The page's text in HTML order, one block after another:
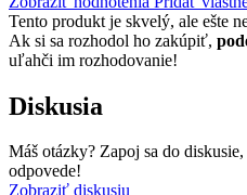
Tento produkt je skvelý, ale ešte
Ak si sa rozhodol ho zakúpiť,
uľahči im rozhodovanie!
Diskusia
Máš otázky? Zapoj sa do
odpovede!
Zobraziť diskusiu